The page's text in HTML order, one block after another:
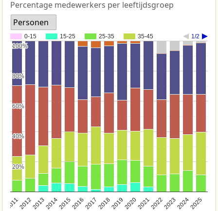
Percentage medewerkers per leeftijdsgroep
Personen
0-15 15-25 25-35 35-45 1/2
201120122013201420152016201720182019202020212022202320242025
20%
20%
40%
40%
60%
60%
80%
80%
100%
100%